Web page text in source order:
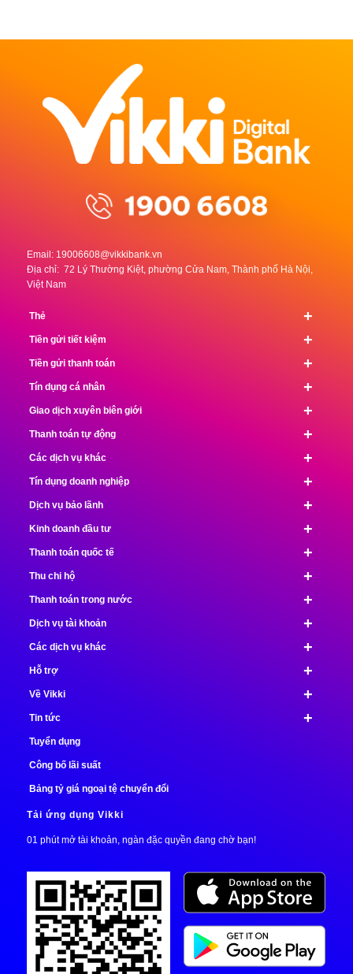
Email: 19006608@vikkibank.vn
Địa chỉ: 72 Lý Thường Kiệt, phường Cửa Nam, Thành phố Hà Nội,
Việt Nam
+
Thẻ
+
Tiền gửi tiết kiệm
+
Tiền gửi thanh toán
+
Tín dụng cá nhân
+
Giao dịch xuyên biên giới
+
Thanh toán tự động
+
Các dịch vụ khác
+
Tín dụng doanh nghiệp
+
Dịch vụ bảo lãnh
+
Kinh doanh đầu tư
+
Thanh toán quốc tế
+
Thu chi hộ
+
Thanh toán trong nước
+
Dịch vụ tài khoản
+
Các dịch vụ khác
+
Hỗ trợ
+
Về Vikki
+
Tin tức
Tuyển dụng
Công bố lãi suất
Bảng tỷ giá ngoại tệ chuyển đổi
Tải ứng dụng Vikki
01 phút mở tài khoản, ngàn đặc quyền đang chờ bạn!